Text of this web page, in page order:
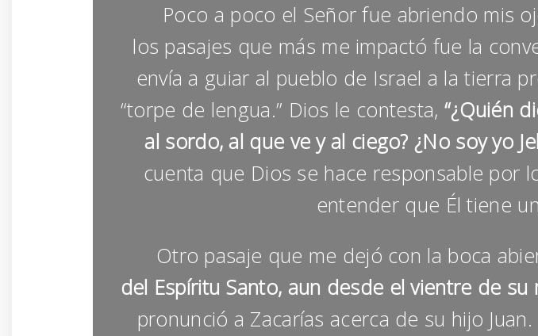
Poco a poco el Señor fue abriendo mis
los pasajes que más me impactó fue la
envía a guiar al pueblo de Israel a la tierra
“torpe de lengua.” Dios le contesta, “¿Quién
al sordo, al que ve y al ciego? ¿No soy yo
cuenta que Dios se hace responsable por
entender que Él tiene
Otro pasaje que me dejó con la boca
del Espíritu Santo, aun desde el vientre de su
pronunció a Zacarías acerca de su hijo